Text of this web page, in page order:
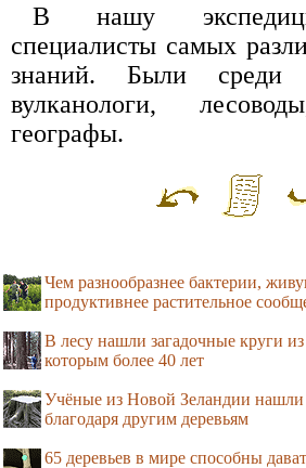
В нашу
специалисты самых
знаний. Были среди
вулканологи,
географы.
Чем разнообразнее бактерии,
продуктивнее растительное
В лесу нашли загадочные круги
которым более 40 лет
Учёные из Новой Зеландии
благодаря другим деревьям
65 деревьев в мире способны